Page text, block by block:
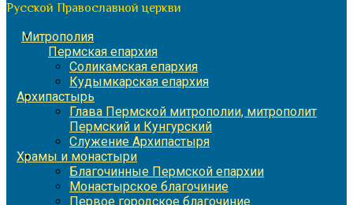
Русской Православной церкви
Митрополия
Пермская епархия
Соликамская епархия
Кудымкарская епархия
Архипастырь
Глава Пермской митрополии, митрополит
Пермский и Кунгурский
Служение Архипастыря
Храмы и монастыри
Благочинные Пермской епархии
Монастырское благочиние
Первое городское благочиние